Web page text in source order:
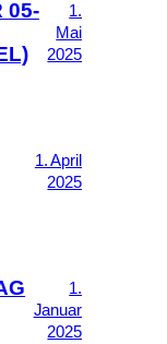
05-
1.
Mai
2025
1. April
2025
1.
Januar
2025